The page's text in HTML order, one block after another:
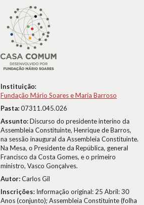
Instituição:
Fundação Mário Soares e Maria Barroso
Pasta:07311.045.026
Assunto:Discurso do presidente interino da
Assembleia Constituinte, Henrique de Barros,
na sessão inaugural da Assembleia Constituinte.
Na Mesa, o Presidente da República, general
Francisco da Costa Gomes, e o primeiro
ministro, Vasco Gonçalves.
Autor:Carlos Gil
Inscrições: Informação original: 25 Abril: 30
Anos (conjunto); Assembleia Constituinte (folha